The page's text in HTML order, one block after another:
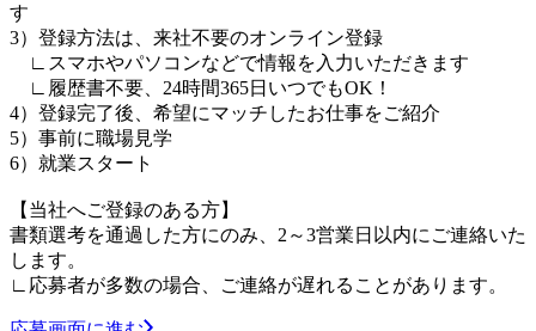
す
3）登録方法は、来社不要のオンライン登録
∟スマホやパソコンなどで情報を入力いただきます
∟履歴書不要、24時間365日いつでもOK！
4）登録完了後、希望にマッチしたお仕事をご紹介
5）事前に職場見学
6）就業スタート
【当社へご登録のある方】
書類選考を通過した方にのみ、2～3営業日以内にご連絡いた
します。
∟応募者が多数の場合、ご連絡が遅れることがあります。